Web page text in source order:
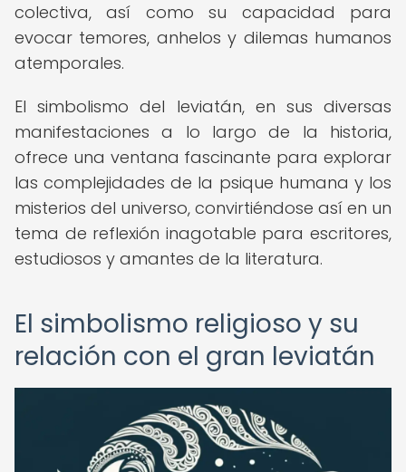
colectiva, así como su capacidad para
evocar temores, anhelos y dilemas humanos
atemporales.
El simbolismo del leviatán, en sus diversas
manifestaciones a lo largo de la historia,
ofrece una ventana fascinante para explorar
las complejidades de la psique humana y los
misterios del universo, convirtiéndose así en un
tema de reflexión inagotable para escritores,
estudiosos y amantes de la literatura.
El simbolismo religioso y su
relación con el gran leviatán